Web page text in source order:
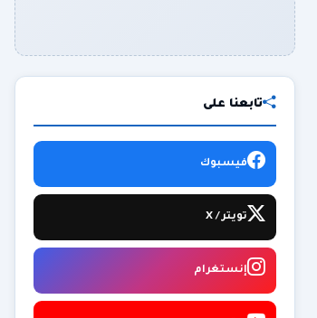
تابعنا على
فيسبوك
تويتر / X
إنستغرام